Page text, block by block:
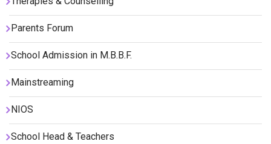
Parents Forum
School Admission in M.B.B.F.
Mainstreaming
NIOS
School Head & Teachers